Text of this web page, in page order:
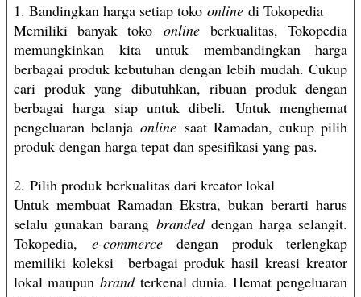
1. Bandingkan harga setiap toko online di Tokopedia
Memiliki banyak toko onlineberkualitas, Tokopedia
memungkinkan kita untuk membandingkan harga
berbagai produk kebutuhan dengan lebih mudah. Cukup
cari produk yang dibutuhkan, ribuan produk dengan
berbagai harga siap untuk dibeli. Untuk menghemat
pengeluaran belanjaonline saat Ramadan, cukup pilih
produk dengan harga tepat dan spesifikasi yang pas.
2. Pilih produk berkualitas dari kreator lokal
Untuk membuat Ramadan Ekstra, bukan berarti harus
selalu gunakan barang brandeddengan harga selangit.
Tokopedia, e-commerce dengan produk terlengkap
memiliki koleksi berbagai produk hasil kreasi kreator
lokal maupun brandterkenal dunia. Hemat pengeluaran